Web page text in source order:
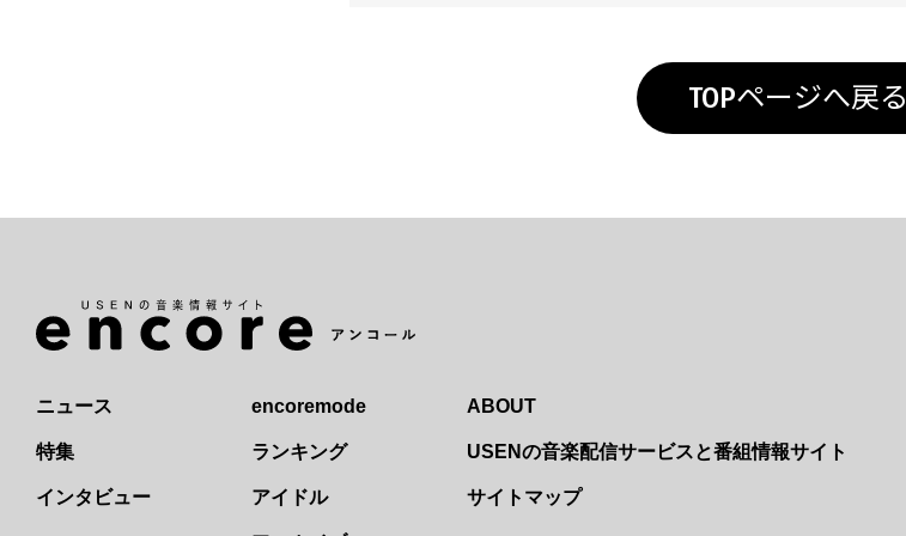
TOPページへ戻る
ニュース
特集
インタビュー
encoremode
ランキング
アイドル
ABOUT
USENの音楽配信サービスと番組情報サイト
サイトマップ